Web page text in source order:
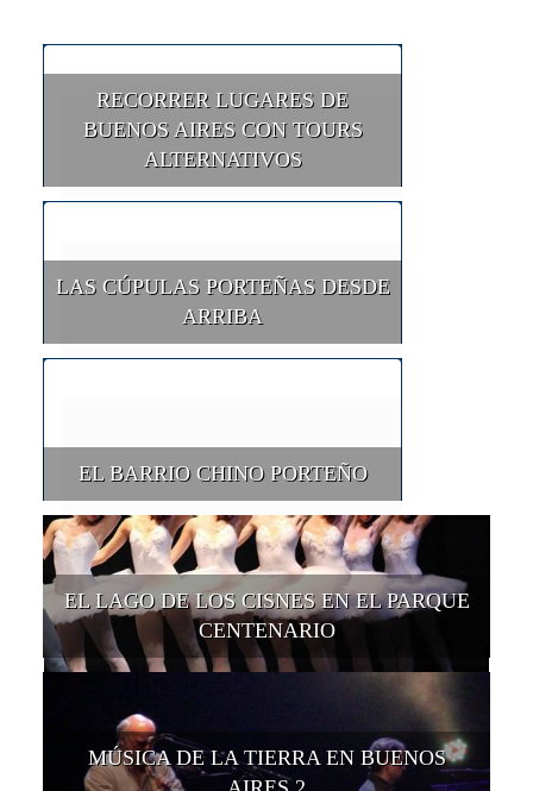
RECORRER LUGARES DE
BUENOS AIRES CON TOURS
ALTERNATIVOS
LAS CÚPULAS PORTEÑAS DESDE
ARRIBA
EL BARRIO CHINO PORTEÑO
EL LAGO DE LOS CISNES EN EL PARQUE
CENTENARIO
MÚSICA DE LA TIERRA EN BUENOS